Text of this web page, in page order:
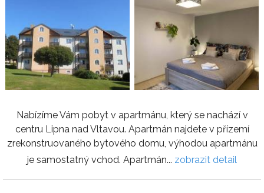
Nabízíme Vám pobyt v apartmánu, který se nachází v
centru Lipna nad Vltavou. Apartmán najdete v přízemí
zrekonstruovaného bytového domu, výhodou apartmánu
je samostatný vchod. Apartmán... zobrazit detail